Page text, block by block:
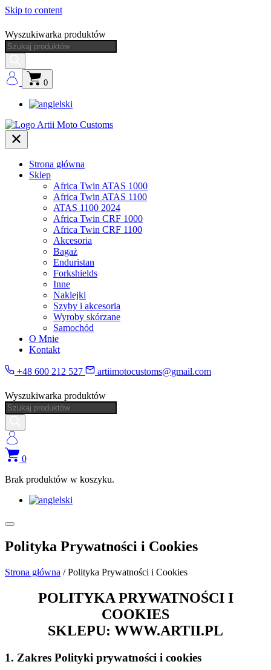
Skip to content
Wyszukiwarka produktów
0
Strona główna
Sklep
Africa Twin ATAS 1000
Africa Twin ATAS 1100
ATAS 1100 2024
Africa Twin CRF 1000
Africa Twin CRF 1100
Akcesoria
Bagaż
Enduristan
Forkshields
Inne
Naklejki
Szyby i akcesoria
Wyroby skórzane
Samochód
O Mnie
Kontakt
+48 600 212 527 artiimotocustoms@gmail.com
Wyszukiwarka produktów
0
Brak produktów w koszyku.
Polityka Prywatności i Cookies
Strona główna / Polityka Prywatności i Cookies
POLITYKA PRYWATNOŚCI I
COOKIES
SKLEPU: WWW.ARTII.PL
1. Zakres Polityki prywatności i cookies